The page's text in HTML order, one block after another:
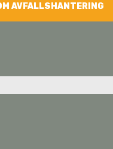
AVFALLSHANTERING